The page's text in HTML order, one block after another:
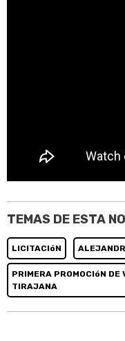
TEMAS DE ESTA
LICITACIóN
PRIMERA PROMOCIóN
TIRAJANA